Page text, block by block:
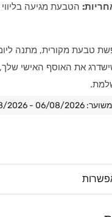
הטבעת מגיעה
טבעת מקורית, מתנה
את האוסף האישי
- 13/08/2026